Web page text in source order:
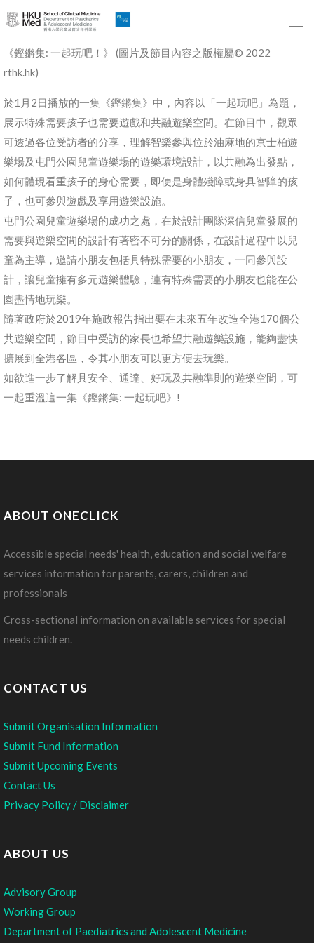
Skip
to
Main
Content
到
主
要
內
容
《鏗鏘集: 一起玩吧！》 (圖片及節目內容之版權屬© 2022
rthk.hk)
於1月2日播放的一集《鏗鏘集》中，內容以「一起玩吧」為題，
展示特殊需要孩子也需要遊戲和共融遊樂空間。在節目中，觀眾
可透過各位受訪者的分享，理解智樂參與位於油麻地的京士柏遊
樂場及屯門公園兒童遊樂場的遊樂環境設計，以共融為出發點，
如何體現看重孩子的身心需要，即便是身體殘障或身具智障的孩
子，也可參與遊戲及享用遊樂設施。
屯門公園兒童遊樂場的成功之處，在於設計團隊深信兒童發展的
需要與遊樂空間的設計有著密不可分的關係，在設計過程中以兒
童為主導，邀請小朋友包括具特殊需要的小朋友，一同參與設
計，讓兒童擁有多元遊樂體驗，連有特殊需要的小朋友也能在公
園盡情地玩樂。
隨著政府於2019年施政報告指出要在未來五年改造全港170個公
共遊樂空間，節目中受訪的家長也希望共融遊樂設施，能夠盡快
擴展到全港各區，令其小朋友可以更方便去玩樂。
如欲進一步了解具安全、通達、好玩及共融準則的遊樂空間，可
一起重溫這一集《鏗鏘集: 一起玩吧》!
ABOUT ONECLICK
Accessible special needs' health, education and social welfare
services information for parents, carers, children and
professionals
Cross-sectional information on available services for special
needs children.
CONTACT US
Submit Organisation Information
Submit Fund Information
Submit Upcoming Events
Contact Us
Privacy Policy / Disclaimer
ABOUT US
Advisory Group
Working Group
Department of Paediatrics and Adolescent Medicine